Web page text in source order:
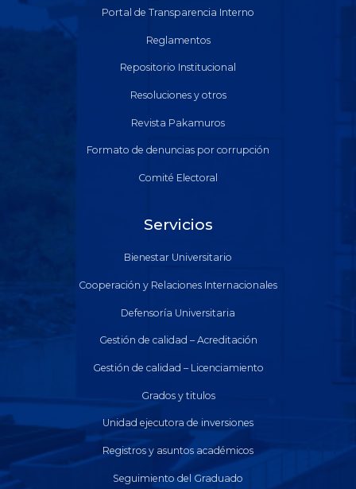
Portal de Transparencia Interno
Reglamentos
Repositorio Institucional
Resoluciones y otros
Revista Pakamuros
Formato de denuncias por corrupción
Comité Electoral
Servicios
Bienestar Universitario
Cooperación y Relaciones Internacionales
Defensoría Universitaria
Gestión de calidad – Acreditación
Gestión de calidad – Licenciamiento
Grados y titulos
Unidad ejecutora de inversiones
Registros y asuntos académicos
Seguimiento del Graduado